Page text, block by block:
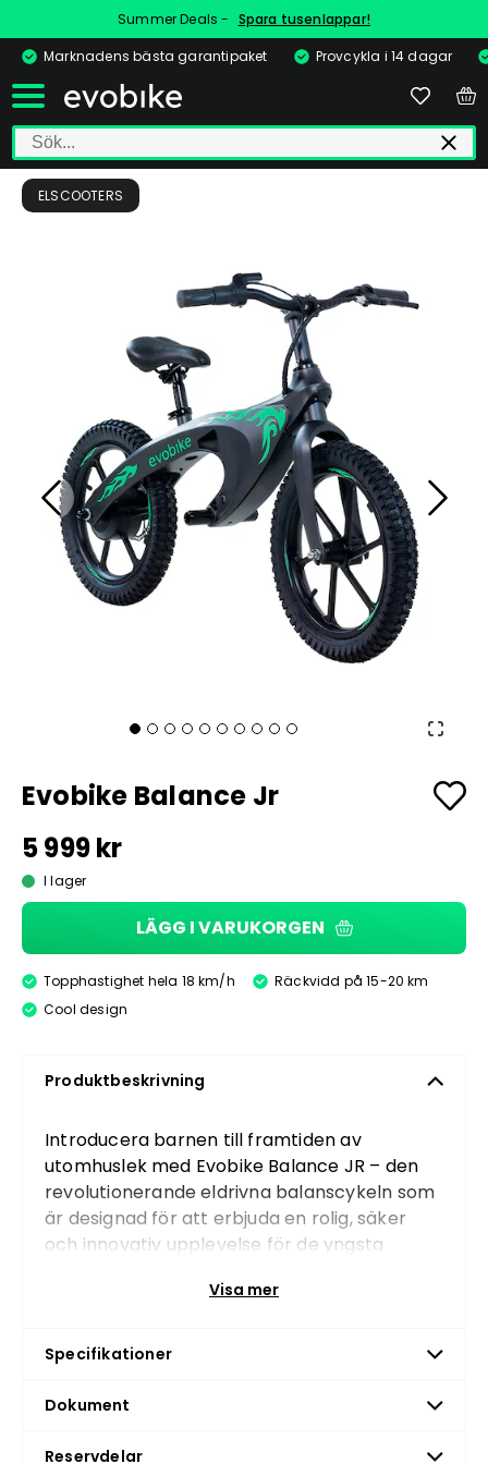
Summer Deals - Spara tusenlappar!
Marknadens bästa garantipaket
Provcykla i 14 dagar
ELSCOOTERS
Evobike Balance Jr
5 999 kr
I lager
LÄGG I VARUKORGEN
Topphastighet hela 18 km/h
Räckvidd på 15-20 km
Cool design
Produktbeskrivning
Introducera barnen till framtiden av
utomhuslek med Evobike Balance JR – den
revolutionerande eldrivna balanscykeln som
är designad för att erbjuda en rolig, säker
och innovativ upplevelse för de yngsta
toppmodern teknik med användarvänliga
perfekta valet för barn som är redo att
Design
Evobike Balance JR stoltserar med en robust
Visa mer
Specifikationer
Dokument
Reservdelar